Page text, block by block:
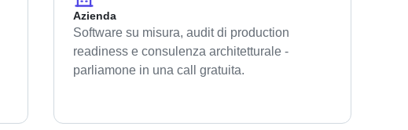
Azienda
Software su misura, audit di production
readiness e consulenza architetturale -
parliamone in una call gratuita.